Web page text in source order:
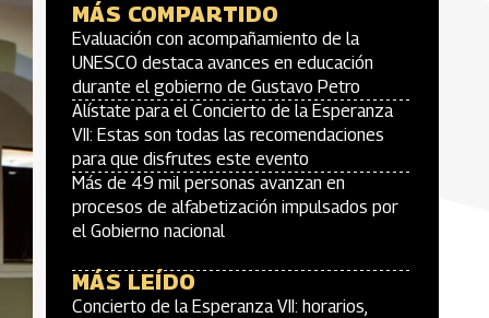
MÁS COMPARTIDO
Evaluación con acompañamiento de la
UNESCO destaca avances en educación
durante el gobierno de Gustavo Petro
Alístate para el Concierto de la Esperanza
VII: Estas son todas las recomendaciones
para que disfrutes este evento
Más de 49 mil personas avanzan en
procesos de alfabetización impulsados por
el Gobierno nacional
MÁS LEÍDO
Concierto de la Esperanza VII: horarios,